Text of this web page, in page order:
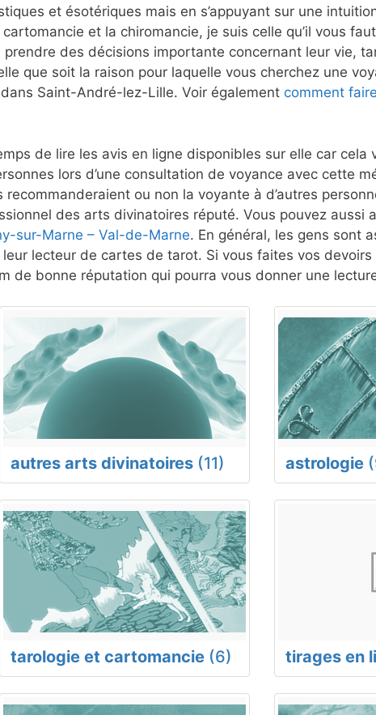
et ésotériques mais en s’appuyant sur une
et la chiromancie, je suis celle qu’il vous
des décisions importante concernant leur vie,
que soit la raison pour laquelle vous cherchez une
Saint-André-lez-Lille. Voir également comment
de lire les avis en ligne disponibles sur elle car cela
lors d’une consultation de voyance avec cette
ou non la voyante à d’autres
des arts divinatoires réputé. Vous pouvez aussi
sur-Marne – Val-de-Marne. En général, les gens sont
lecteur de cartes de tarot. Si vous faites vos
de bonne réputation qui pourra vous donner une
autres arts divinatoires (11) astrologie
tarologie et cartomancie (6) tirages en